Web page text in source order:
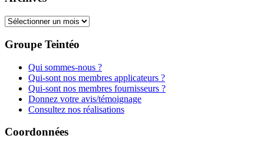
Archives
Groupe Teintéo
Qui sommes-nous ?
Qui-sont nos membres applicateurs ?
Qui-sont nos membres fournisseurs ?
Donnez votre avis/témoignage
Consultez nos réalisations
Coordonnées